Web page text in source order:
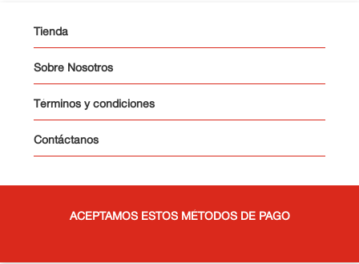
Tienda
Sobre Nosotros
Términos y condiciones
Contáctanos
ACEPTAMOS ESTOS MÉTODOS DE PAGO